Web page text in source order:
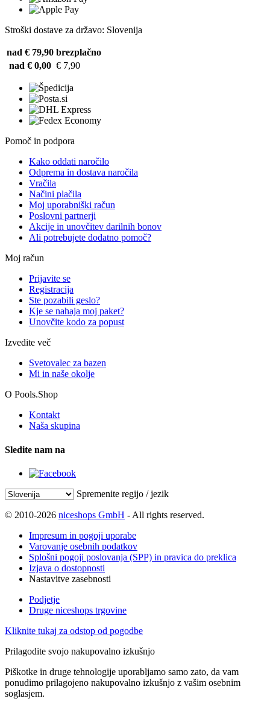
Stroški dostave za državo: Slovenija
nad € 79,90 brezplačno
nad € 0,00 € 7,90
Pomoč in podpora
Kako oddati naročilo
Odprema in dostava naročila
Vračila
Načini plačila
Moj uporabniški račun
Poslovni partnerji
Akcije in unovčitev darilnih bonov
Ali potrebujete dodatno pomoč?
Moj račun
Prijavite se
Registracija
Ste pozabili geslo?
Kje se nahaja moj paket?
Unovčite kodo za popust
Izvedite več
Svetovalec za bazen
Mi in naše okolje
O Pools.Shop
Kontakt
Naša skupina
Sledite nam na
Spremenite regijo / jezik
© 2010-2026 niceshops GmbH - All rights reserved.
Impresum in pogoji uporabe
Varovanje osebnih podatkov
Splošni pogoji poslovanja (SPP) in pravica do preklica
Izjava o dostopnosti
Nastavitve zasebnosti
Podjetje
Druge niceshops trgovine
Kliknite tukaj za odstop od pogodbe
Prilagodite svojo nakupovalno izkušnjo
Piškotke in druge tehnologije uporabljamo samo zato, da vam
ponudimo prilagojeno nakupovalno izkušnjo z vašim osebnim
soglasjem.